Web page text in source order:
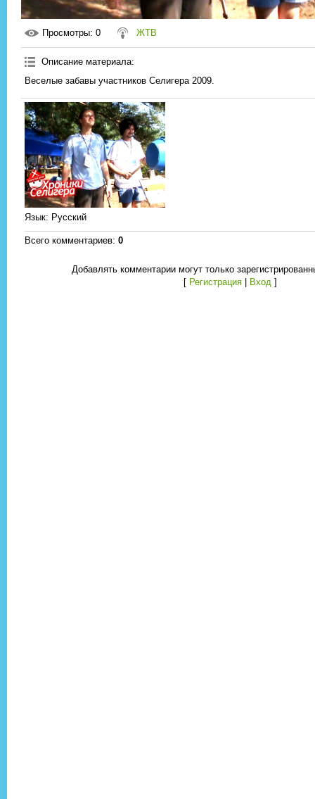
Просмотры: 0 ЖТВ
Описание материала:
Веселые забавы участников Селигера 2009.
Язык: Русский
Всего комментариев: 0
Добавлять комментарии могут только
[ Регистрация| Вход]